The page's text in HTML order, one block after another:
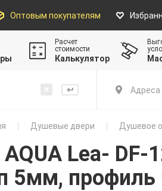
Оптовым покупателям
Расчет
стоимости
Калькулятор
Адреса
Душевые двери Душевое
Lea-
5мм,